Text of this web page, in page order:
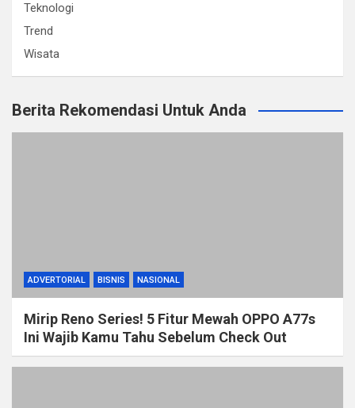
Teknologi
Trend
Wisata
Berita Rekomendasi Untuk Anda
ADVERTORIAL BISNIS NASIONAL
Mirip Reno Series! 5 Fitur Mewah OPPO A77s
Ini Wajib Kamu Tahu Sebelum Check Out